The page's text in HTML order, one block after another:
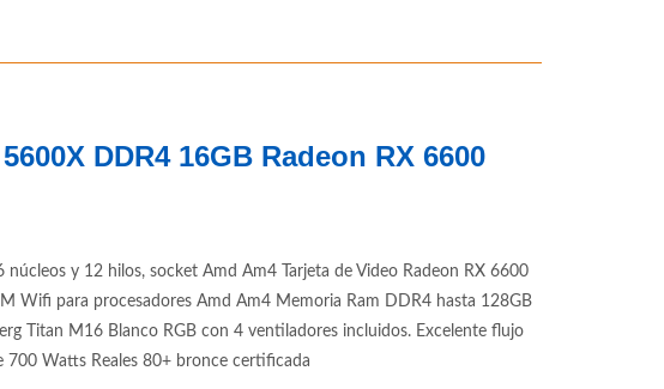
DDR4 16GB Radeon RX 6600
y 12 hilos, socket Amd Am4 Tarjeta de Video Radeon RX 6600
Wifi para procesadores Amd Am4 Memoria Ram DDR4 hasta 128GB
Titan M16 Blanco RGB con 4 ventiladores incluidos. Excelente flujo
Watts Reales 80+ bronce certificada